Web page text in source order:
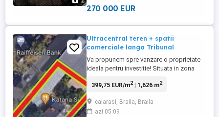
actele sunt complete ...
270 000 EUR
Ultracentral teren + spatii
comerciale langa Tribunal
Va propunem spre vanzare o proprietate
ideala pentru investitie! Situata in zona
(pe Calea Calarasilor - langa Tribunal),
mp, cu dubla deschidere (49 ml la Calea
Calarasilor si 33 ml la str. Orientului) si de 7
399,75 EUR/m2| 1,626 m2
calarasi, Braila, Braila
azi 05:09